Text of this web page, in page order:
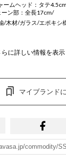
ャームヘッド：タテ
ン部：全長17cm/
/木材/ガラス/エポキシ
らに詳しい情報を表示
マイブランド